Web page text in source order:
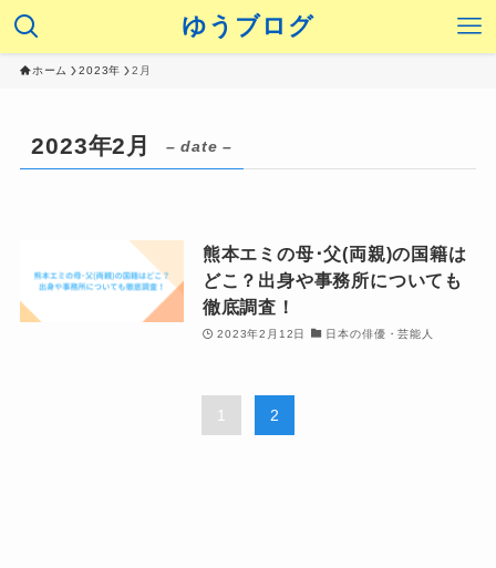
ゆうブログ
ホーム 2023年 2月
2023年2月 – date –
熊本エミの母･父(両親)の国籍は
どこ？出身や事務所についても
徹底調査！
2023年2月12日 日本の俳優・芸能人
1 2